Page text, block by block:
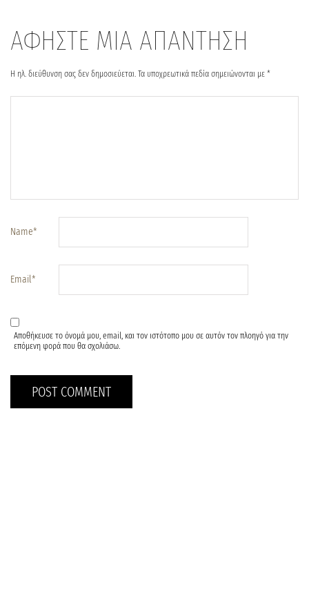
ΑΦΗΣΤΕ ΜΙΑ ΑΠΑΝΤΗΣΗ
Η ηλ. διεύθυνση σας δεν δημοσιεύεται. Τα υποχρεωτικά πεδία σημειώνονται με *
Name*
Email*
Αποθήκευσε το όνομά μου, email, και τον ιστότοπο μου σε αυτόν τον πλοηγό για την
επόμενη φορά που θα σχολιάσω.